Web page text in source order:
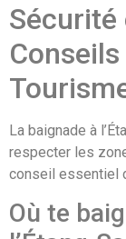
Sécurité
La baignade à
respecter les
conseil essentiel
Où te